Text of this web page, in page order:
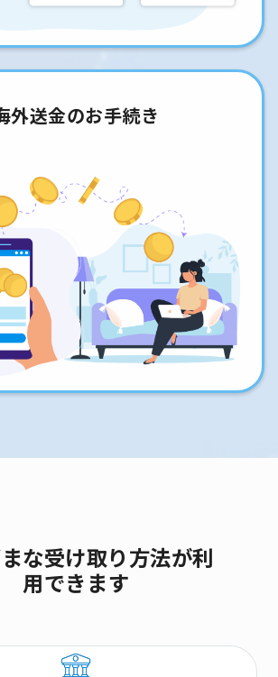
外送金のお手続き
な受け取り方法が利
用できます